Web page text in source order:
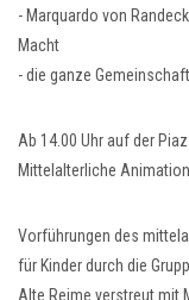
- Marquardo von
Macht
- die ganze
Ab 14.00 Uhr auf der
Mittelalterliche
Vorführungen des
für Kinder durch die
Alte Reime verstreut mit